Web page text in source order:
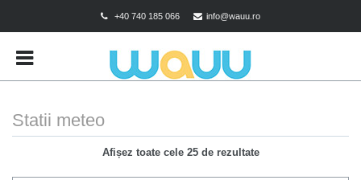
CONTACT
+40 740 185 066 info@wauu.ro
Statii meteo
Afișez toate cele 25 de rezultate